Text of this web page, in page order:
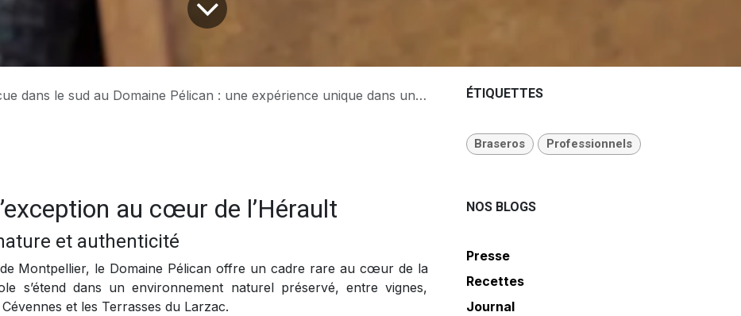
le sud au Domaine Pélican : une expérience unique dans un domaine viticole près de Montpellier
au cœur de l’Hérault
et authenticité
Montpellier, le Domaine Pélican offre un cadre rare au cœur de la
s’étend dans un environnement naturel préservé, entre vignes,
et les Terrasses du Larzac.
ÉTIQUETTES
Braseros Professionnels
NOS BLOGS
Presse
Recettes
Journal